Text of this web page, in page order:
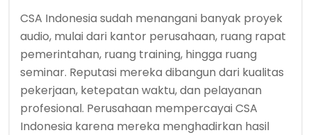
CSA Indonesia sudah menangani banyak proyek
audio, mulai dari kantor perusahaan, ruang rapat
pemerintahan, ruang training, hingga ruang
seminar. Reputasi mereka dibangun dari kualitas
pekerjaan, ketepatan waktu, dan pelayanan
profesional. Perusahaan mempercayai CSA
Indonesia karena mereka menghadirkan hasil